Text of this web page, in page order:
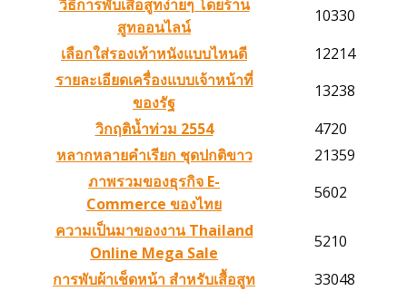
เกี่ยวกับเรา
ข่าวสาร
ติดต่อเรา
โทร 099 11 44 919
แอดไลน์ @suitonline
วิธีการพับเสื้อสูทง่ายๆ โดยร้าน
สูทออนไลน์
10330
เลือกใส่รองเท้าหนังแบบไหนดี
12214
รายละเอียดเครื่องแบบเจ้าหน้าที่
ของรัฐ
13238
วิกฤติน้ำท่วม 2554
4720
หลากหลายคำเรียก ชุดปกติขาว
21359
ภาพรวมของธุรกิจ E-
Commerce ของไทย
5602
ความเป็นมาของงาน Thailand
Online Mega Sale
5210
การพับผ้าเช็ดหน้า สำหรับเสื้อสูท
33048